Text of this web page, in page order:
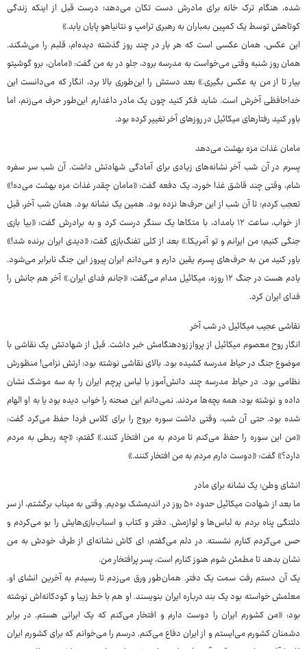
شده، هنگام ترک خانه برای مادرش دست تکان می‌دهد؛ درست قبل از اینکه زندگی
کوتاهش توسط یک کمپین بمباران به رهبری ترامپ و نتانیاهو پایان یابد.»
این عکس، همان عکسی است که هر بار در چند روز گذشته دیده‌ام، قلبم را می‌شکند.
همان روز شنبه وقتی می‌خواست به مدرسه برود، جلو در به من گفت: «مامان، برو گوشیتو
بیار تا از من یه عکس بگیری.» بعد دستش را این‌طوری بالا برد، انگار که می‌دانست این
خداحافظی آخرش است. شاید فکر کنید چون یک مادر داغدارم این‌طور حرف می‌زنم، اما
باور کنید رفتارهای میکائیل در روزهای آخر تغییر کرده بود.
مامان غذات مزه بهشت می‌دهد
پسرم در آن شب آخر نشانه‌های زیادی برای آمادگی شهادتش داشت. آن شب سر سفره
شام، وقتی چند قاشق غذا خورد، یک دفعه گفت: «مامان چقدر غذات مزه بهشت می‌ده!»
تعجب کردم؛ تا آن شب از این حرف‌ها نزده بود. همین یک نشانه بود. همان شب آخر، قبل
از خواب، ساعت ۱۲ بامداد، با متکاها یک سنگر درست کرد و به برادرش گفت: «بیا بازی
جنگی کنیم؛ من ایرانم و تو آمریکا.» بعد از کلی تفنگ‌بازی گفت: «دیدی ایران برنده شد!»
باور کنید من به حرف‌های پسرم یقین دارم و می‌دانم ایران پیروز این جنگ نابرابر می‌شود.
یادم هست در جنگ ۱۲ روزه، میکائیل مدام می‌گفت: «جانم فدای ایران.» آخر هم جانش را
فدای ایران کرد.
نقاشی عجیب میکائیل در شب آخر
انگار روح معصوم میکائیل از پرواز زودهنگامش خبر داشت. قبل از شهادتش یک نقاشی با
موضوع جنگ در حیاط مدرسه کشیده بود. بالای نقاشی نوشته بود: ارتش نزامی! منظورش
نظامی بود. در حیاط مدرسه چند دانش‌آموز با لباس پرچم ایران را به سه موشک نشان
داده و نوشته بود: همه بچه‌ها مردند. نمی‌دانم این صحنه را خواب دیده بود یا به او الهام
شده بود. حتی آن شب، وقتی داشت سوره بروج را برای کلاس فردا حفظ می‌کرد گفت:
«من این سوره را حفظ می‌کنم تا مردم به من افتخار کنند.» گفتم: «چه ربطی به مردم
دارد؟» گفت: «دوست دارم مردم به من افتخار کنند.»
انشای وطن؛ یک نشانه برای مادر
ما بعد از شهادت میکائیل حدود ۵۰ روز در اندیمشک بودیم. وقتی به میناب برگشتم، از سر
دلتنگی پناه بردم به لباس‌ها و لوازمش. دفتر و کتاب و اسباب‌بازی‌هایش را بو می‌کردم و
حس می‌کردم کنارم نشسته. در دلم می‌گفتم: ای کاش نشانه‌ای از طرف خودش به من
نشان بدهد تا مطمئن شوم هنوز کنارم است، پسر پرافتخار من.
یک آن دستم رفت سمت یک دفتر. همان‌طور ورق می‌زدم تا رسیدم به آخرین انشای او.
معلمش خواسته بود یک بند درباره ایران بنویسند. او هم با خط زیبا و کودکانه‌اش نوشته
بود: «من کشورم ایران را دوست دارم و افتخار می‌کنم که یک ایرانی هستم. در برابر
دشمنان کشورم می‌ایستم و از ایران دفاع می‌کنم. درسم را می‌خوانم که برای کشورم ایران